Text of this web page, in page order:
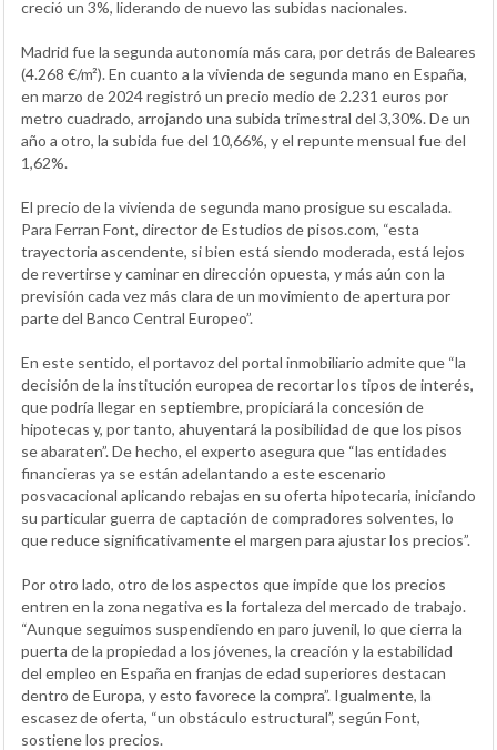
creció un 3%, liderando de nuevo las subidas nacionales.
Madrid fue la segunda autonomía más cara, por detrás de Baleares
(4.268 €/m²). En cuanto a la vivienda de segunda mano en España,
en marzo de 2024 registró un precio medio de 2.231 euros por
metro cuadrado, arrojando una subida trimestral del 3,30%. De un
año a otro, la subida fue del 10,66%, y el repunte mensual fue del
1,62%.
El precio de la vivienda de segunda mano prosigue su escalada.
Para Ferran Font, director de Estudios de pisos.com, “esta
trayectoria ascendente, si bien está siendo moderada, está lejos
de revertirse y caminar en dirección opuesta, y más aún con la
previsión cada vez más clara de un movimiento de apertura por
parte del Banco Central Europeo”.
En este sentido, el portavoz del portal inmobiliario admite que “la
decisión de la institución europea de recortar los tipos de interés,
que podría llegar en septiembre, propiciará la concesión de
hipotecas y, por tanto, ahuyentará la posibilidad de que los pisos
se abaraten”. De hecho, el experto asegura que “las entidades
financieras ya se están adelantando a este escenario
posvacacional aplicando rebajas en su oferta hipotecaria, iniciando
su particular guerra de captación de compradores solventes, lo
que reduce significativamente el margen para ajustar los precios”.
Por otro lado, otro de los aspectos que impide que los precios
entren en la zona negativa es la fortaleza del mercado de trabajo.
“Aunque seguimos suspendiendo en paro juvenil, lo que cierra la
puerta de la propiedad a los jóvenes, la creación y la estabilidad
del empleo en España en franjas de edad superiores destacan
dentro de Europa, y esto favorece la compra”. Igualmente, la
escasez de oferta, “un obstáculo estructural”, según Font,
sostiene los precios.